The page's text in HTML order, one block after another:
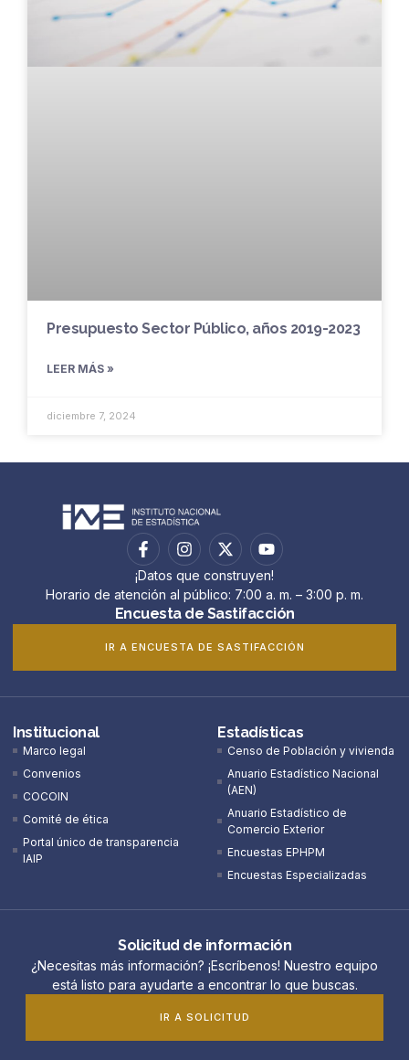
Presupuesto Sector Público, años 2019-2023
LEER MÁS »
diciembre 7, 2024
¡Datos que construyen!
Horario de atención al público: 7:00 a. m. – 3:00 p. m.
Encuesta de Sastifacción
IR A ENCUESTA DE SASTIFACCIÓN
Institucional
Marco legal
Convenios
COCOIN
Comité de ética
Portal único de transparencia
IAIP
Estadísticas
Censo de Población y vivienda
Anuario Estadístico Nacional
(AEN)​
Anuario Estadístico de
Comercio Exterior
Encuestas EPHPM
Encuestas Especializadas
Solicitud de información
¿Necesitas más información? ¡Escríbenos! Nuestro equipo
está listo para ayudarte a encontrar lo que buscas.
IR A SOLICITUD